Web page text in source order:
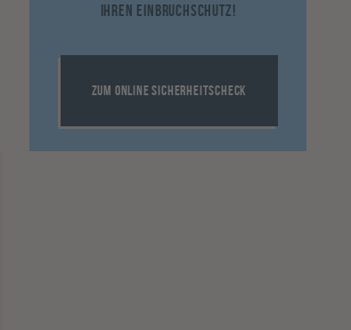
Ihren Einbruchschutz!
ZUM ONLINE SICHERHEITSCHECK